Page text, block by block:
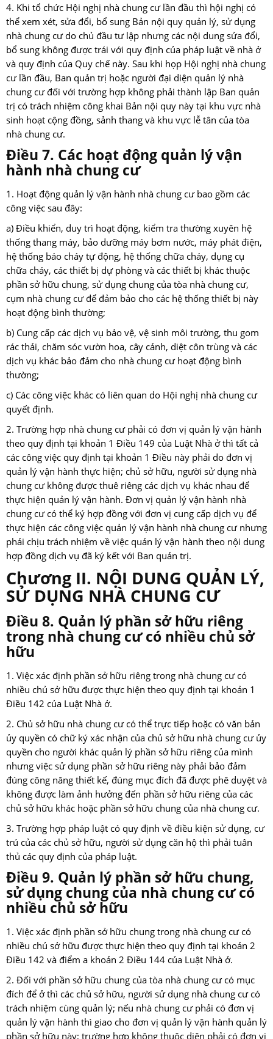
4. Khi tổ chức Hội nghị nhà chung cư lần đầu thì hội nghị có
thể xem xét, sửa đổi, bổ sung Bản nội quy quản lý, sử dụng
nhà chung cư do chủ đầu tư lập nhưng các nội dung sửa đổi,
bổ sung không được trái với quy định của pháp luật về nhà ở
và quy định của Quy chế này. Sau khi họp Hội nghị nhà chung
cư lần đầu, Ban quản trị hoặc người đại diện quản lý nhà
chung cư đối với trường hợp không phải thành lập Ban quản
trị có trách nhiệm công khai Bản nội quy này tại khu vực nhà
sinh hoạt cộng đồng, sảnh thang và khu vực lễ tân của tòa
nhà chung cư.
Điều 7. Các hoạt động quản lý vận
hành nhà chung cư
1. Hoạt động quản lý vận hành nhà chung cư bao gồm các
công việc sau đây:
a) Điều khiển, duy trì hoạt động, kiểm tra thường xuyên hệ
thống thang máy, bảo dưỡng máy bơm nước, máy phát điện,
hệ thống báo cháy tự động, hệ thống chữa cháy, dụng cụ
chữa cháy, các thiết bị dự phòng và các thiết bị khác thuộc
phần sở hữu chung, sử dụng chung của tòa nhà chung cư,
cụm nhà chung cư để đảm bảo cho các hệ thống thiết bị này
hoạt động bình thường;
b) Cung cấp các dịch vụ bảo vệ, vệ sinh môi trường, thu gom
rác thải, chăm sóc vườn hoa, cây cảnh, diệt côn trùng và các
dịch vụ khác bảo đảm cho nhà chung cư hoạt động bình
thường;
c) Các công việc khác có liên quan do Hội nghị nhà chung cư
quyết định.
2. Trường hợp nhà chung cư phải có đơn vị quản lý vận hành
theo quy định tại khoản 1 Điều 149 của Luật Nhà ở thì tất cả
các công việc quy định tại khoản 1 Điều này phải do đơn vị
quản lý vận hành thực hiện; chủ sở hữu, người sử dụng nhà
chung cư không được thuê riêng các dịch vụ khác nhau để
thực hiện quản lý vận hành. Đơn vị quản lý vận hành nhà
chung cư có thể ký hợp đồng với đơn vị cung cấp dịch vụ để
thực hiện các công việc quản lý vận hành nhà chung cư nhưng
phải chịu trách nhiệm về việc quản lý vận hành theo nội dung
hợp đồng dịch vụ đã ký kết với Ban quản trị.
Chương II. NỘI DUNG QUẢN LÝ,
SỬ DỤNG NHÀ CHUNG CƯ
Điều 8. Quản lý phần sở hữu riêng
trong nhà chung cư có nhiều chủ sở
hữu
1. Việc xác định phần sở hữu riêng trong nhà chung cư có
nhiều chủ sở hữu được thực hiện theo quy định tại khoản 1
Điều 142 của Luật Nhà ở.
2. Chủ sở hữu nhà chung cư có thể trực tiếp hoặc có văn bản
ủy quyền có chữ ký xác nhận của chủ sở hữu nhà chung cư ủy
quyền cho người khác quản lý phần sở hữu riêng của mình
nhưng việc sử dụng phần sở hữu riêng này phải bảo đảm
đúng công năng thiết kế, đúng mục đích đã được phê duyệt và
không được làm ảnh hưởng đến phần sở hữu riêng của các
chủ sở hữu khác hoặc phần sở hữu chung của nhà chung cư.
3. Trường hợp pháp luật có quy định về điều kiện sử dụng, cư
trú của các chủ sở hữu, người sử dụng căn hộ thì phải tuân
thủ các quy định của pháp luật.
Điều 9. Quản lý phần sở hữu chung,
sử dụng chung của nhà chung cư có
nhiều chủ sở hữu
1. Việc xác định phần sở hữu chung trong nhà chung cư có
nhiều chủ sở hữu được thực hiện theo quy định tại khoản 2
Điều 142 và điểm a khoản 2 Điều 144 của Luật Nhà ở.
2. Đối với phần sở hữu chung của tòa nhà chung cư có mục
đích để ở thì các chủ sở hữu, người sử dụng nhà chung cư có
trách nhiệm cùng quản lý; nếu nhà chung cư phải có đơn vị
quản lý vận hành thì giao cho đơn vị quản lý vận hành quản lý
phần sở hữu này; trường hợp không thuộc diện phải có đơn vị